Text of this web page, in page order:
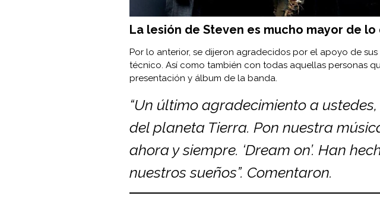
La lesión de Steven es mucho mayor de lo
Por lo anterior, se dijeron agradecidos por el apoyo de
técnico. Así como también con todas aquellas personas
presentación y álbum de la banda.
“Un último agradecimiento a
del planeta Tierra. Pon nuestra
ahora y siempre. ‘Dream on’. Han
nuestros sueños”. Comentaron.